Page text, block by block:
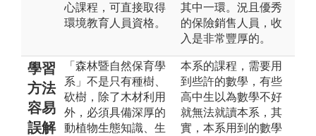
心課程，可直接取得
環境教育人員資格。
其中一環。況且優秀
的保險銷售人員，收
入是非常豐厚的。
學習
方法
容易
誤解
「森林暨自然保育學
系」不是只有種樹、
砍樹，除了木材利用
外，必須具備深厚的
動植物生態知識、生
本系的課程，需要用
到些許的數學，有些
高中生以為數學不好
就無法就讀本系，其
實，本系用到的數學